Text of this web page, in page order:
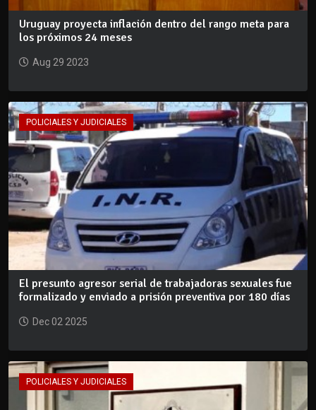
Uruguay proyecta inflación dentro del rango meta para
los próximos 24 meses
Aug 29 2023
POLICIALES Y JUDICIALES
El presunto agresor serial de trabajadoras sexuales fue
formalizado y enviado a prisión preventiva por 180 días
Dec 02 2025
POLICIALES Y JUDICIALES